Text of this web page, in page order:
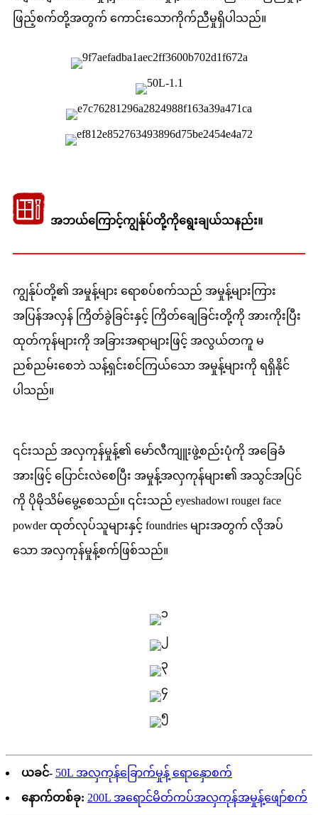
ဖြည့်စက်တို့အတွက် ကောင်းသောကိုက်ညီမှုရှိပါသည်။
အဘယ်ကြောင့်ကျွန်ုပ်တို့ကိုရွေးချယ်သနည်း။
ကျွန်ုပ်တို့၏ အမှုန့်များ ရောစပ်စက်သည် အမှုန့်များကြား
အပြန်အလှန် ကြိတ်ခွဲခြင်းနှင့် ကြိတ်ချေခြင်းတို့ကို အားကိုးပြီး
ထုတ်ကုန်များကို အခြားအရာများဖြင့် အလွယ်တကူ မ
ညစ်ညမ်းစေဘဲ သန့်ရှင်းစင်ကြယ်သော အမှုန့်များကို ရရှိနိုင်
ပါသည်။
၎င်းသည် အလှကုန်မှုန့်၏ မော်လီကျူးဖွဲ့စည်းပုံကို အခြေခံ
အားဖြင့် ပြောင်းလဲစေပြီး အမှုန့်အလှကုန်များ၏ အသွင်အပြင်
ကို ပိုမိုသိမ်မွေ့စေသည်။ ၎င်းသည် eyeshadow၊ rouge၊ face
powder ထုတ်လုပ်သူများနှင့် foundries များအတွက် လိုအပ်
သော အလှကုန်မှုန့်စက်ဖြစ်သည်။
ယခင်- 50L အလှကုန်ခြောက်မှုန့် ရောနှောစက်
နောက်တစ်ခု: 200L အရောင်မိတ်ကပ်အလှကုန်အမှုန့်ဖျော်စက်